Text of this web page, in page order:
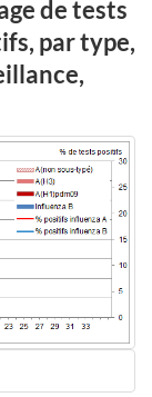
de tests
par type,